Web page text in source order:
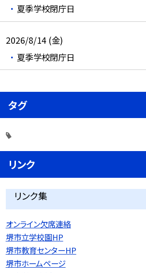
夏季学校閉庁日
2026/8/14 (金)
夏季学校閉庁日
タグ
リンク
リンク集
オンライン欠席連絡
堺市立学校園HP
堺市教育センターHP
堺市ホームページ